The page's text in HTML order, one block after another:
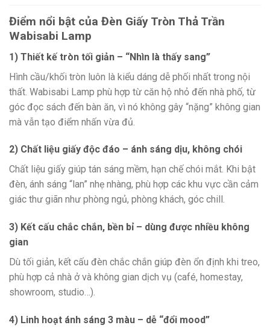
Điểm nổi bật của Đèn Giấy Tròn Thả Trần
Wabisabi Lamp
1) Thiết kế tròn tối giản – “Nhìn là thấy sang”
Hình cầu/khối tròn luôn là kiểu dáng dễ phối nhất trong nội
thất. Wabisabi Lamp phù hợp từ căn hộ nhỏ đến nhà phố, từ
góc đọc sách đến bàn ăn, vì nó không gây “nặng” không gian
mà vẫn tạo điểm nhấn vừa đủ.
2) Chất liệu giấy độc đáo – ánh sáng dịu, không chói
Chất liệu giấy giúp tán sáng mềm, hạn chế chói mắt. Khi bật
đèn, ánh sáng “lan” nhẹ nhàng, phù hợp các khu vực cần cảm
giác thư giãn như phòng ngủ, phòng khách, góc chill.
3) Kết cấu chắc chắn, bền bỉ – dùng được nhiều không
gian
Dù tối giản, kết cấu đèn chắc chắn giúp đèn ổn định khi treo,
phù hợp cả nhà ở và không gian dịch vụ (café, homestay,
showroom, studio…).
4) Linh hoạt ánh sáng 3 màu – dễ “đổi mood”